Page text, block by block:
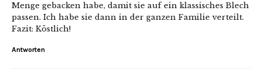
Menge gebacken habe, damit sie auf ein klassisches Blech
passen. Ich habe sie dann in der ganzen Familie verteilt.
Fazit: Köstlich!
Antworten